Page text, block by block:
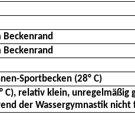
Beckenrand
Beckenrand
Sportbecken (28° C)
C), relativ klein, unregelmäßig
der Wassergymnastik